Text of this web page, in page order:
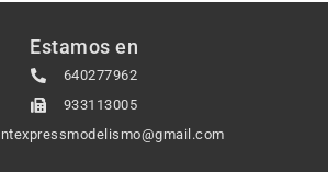
Estamos en
640277962
933113005